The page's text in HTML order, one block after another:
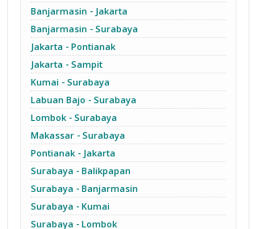
Banjarmasin - Jakarta
Banjarmasin - Surabaya
Jakarta - Pontianak
Jakarta - Sampit
Kumai - Surabaya
Labuan Bajo - Surabaya
Lombok - Surabaya
Makassar - Surabaya
Pontianak - Jakarta
Surabaya - Balikpapan
Surabaya - Banjarmasin
Surabaya - Kumai
Surabaya - Lombok